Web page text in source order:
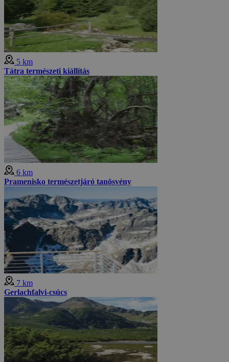
5 km
Tátra természeti kiállítás
6 km
Pramenisko természetjáró tanösvény
7 km
Gerlachfalvi-csúcs